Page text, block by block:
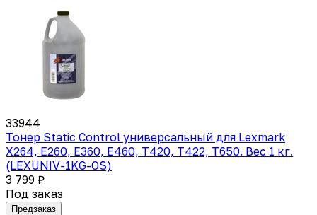
33944
Тонер Static Control универсальный для Lexmark
X264, E260, E360, E460, T420, T422, T650. Вес 1 кг.
(LEXUNIV-1KG-OS)
3 799 ₽
Под заказ
Предзаказ